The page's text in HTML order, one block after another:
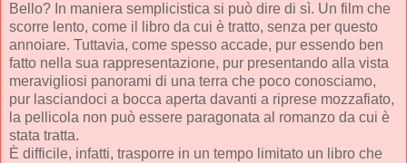
Bello? In maniera semplicistica si può dire di sì. Un film che
scorre lento, come il libro da cui è tratto, senza per questo
annoiare. Tuttavia, come spesso accade, pur essendo ben
fatto nella sua rappresentazione, pur presentando alla vista
meravigliosi panorami di una terra che poco conosciamo,
pur lasciandoci a bocca aperta davanti a riprese mozzafiato,
la pellicola non può essere paragonata al romanzo da cui è
stata tratta.
È difficile, infatti, trasporre in un tempo limitato un libro che